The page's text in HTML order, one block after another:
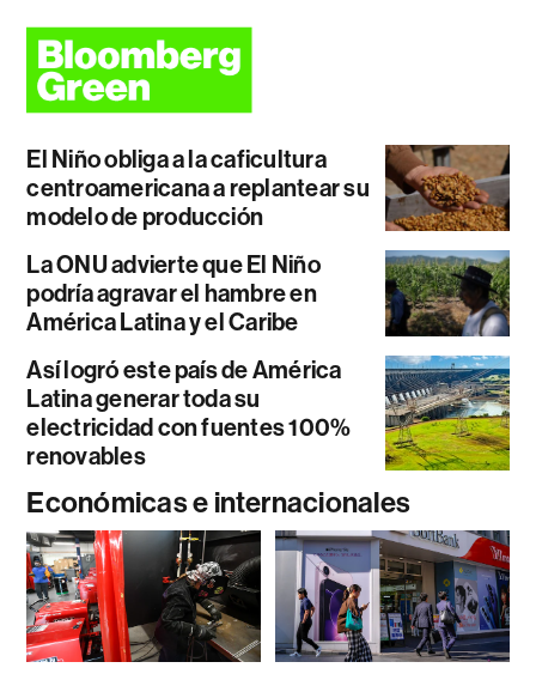
El Niño obliga a la caficultura
centroamericana a replantear su
modelo de producción
La ONU advierte que El Niño
podría agravar el hambre en
América Latina y el Caribe
Así logró este país de América
Latina generar toda su
electricidad con fuentes 100%
renovables
Económicas e internacionales